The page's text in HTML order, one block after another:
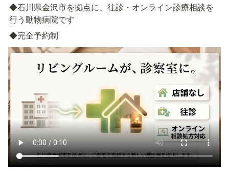
◆石川県金沢市を拠点に、往診・オンライン診療相談を
行う動物病院です
◆完全予約制